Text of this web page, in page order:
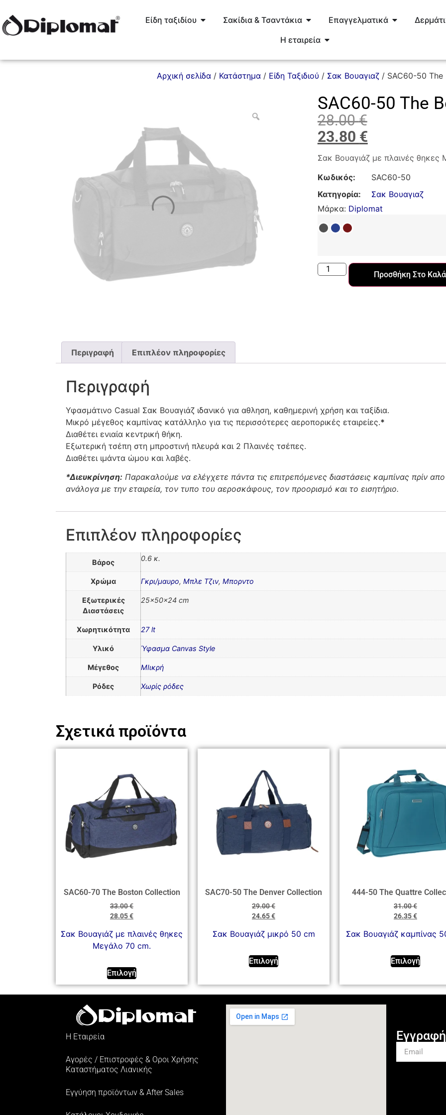
Είδη ταξιδίου Σακίδια & Τσαντάκια Επαγγελματικά
Η εταιρεία
Αρχική σελίδα/ Κατάστημα/ Είδη Ταξιδιού / Σακ Βουαγιαζ/ SAC60-50 The
SAC60-50 The
28.00€
23.80 €
Σακ Βουαγιάζ με πλαινές θηκες
Κωδικός:
SAC60-50
Κατηγορία:
Σακ Βουαγιαζ
Μάρκα: Diplomat
Προσθήκη Στο
Περιγραφή Επιπλέον πληροφορίες
Περιγραφή
Υφασμάτινο Casual Σακ Βουαγιάζ ιδανικό για αθληση, καθημερινή χρήση και ταξίδια.
Μικρό μέγεθος καμπίνας κατάλληλο για τις περισσότερες αεροπορικές εταιρείες.*
Διαθέτει ενιαία κεντρική θήκη.
Εξωτερική τσέπη στη μπροστινή πλευρά και 2 Πλαινές τσέπες.
Διαθέτει ιμάντα ώμου και λαβές.
*Διευκρίνηση: Παρακαλούμε να ελέγχετε πάντα τις επιτρεπόμενες διαστάσεις καμπίνας πρίν
ανάλογα με την εταιρεία, τον τυπο του αεροσκάφους, τον προορισμό και το εισητήριο.
Επιπλέον πληροφορίες
Βάρος 0.6 κ.
Χρώμα Γκρι/μαυρο, Μπλε Τζιν, Μπορντο
Εξωτερικές
Διαστάσεις
25x50x24 cm
Χωρητικότητα 27 lt
Υλικό Ύφασμα Canvas Style
Μέγεθος ΜΙικρή
Ρόδες Χωρίς ρόδες
Σχετικά προϊόντα
SAC60-70 The Boston Collection
33.00€
28.05€
Σακ Βουαγιάζ με πλαινές θηκες
Μεγάλο 70 cm.
Επιλογή
SAC70-50 The Denver Collection
29.00€
24.65€
Σακ Βουαγιάζ μικρό 50 cm
Επιλογή
444-50 The Quattre
31.00€
26.35€
Σακ Βουαγιάζ καμπίνας
Επιλογή
Η Εταιρεία
Αγορές / Επιστροφές & Oροι Xρήσης
Kαταστήματος Λιανικής
Εγγύηση προϊόντων & After Sales